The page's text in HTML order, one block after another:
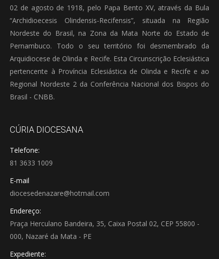
02 de agosto de 1918, pelo Papa Bento XV, através da Bula
“Archidioecesis Olindensis-Recifensis”, situada na Região
Nordeste do Brasil, na Zona da Mata Norte do Estado de
Pernambuco. Todo o seu território foi desmembrado da
Arquidiocese de Olinda e Recife. Esta Circunscrição Eclesiástica
pertencente à Província Eclesiástica de Olinda e Recife e ao
Regional Nordeste 2 da Conferência Nacional dos Bispos do
Brasil - CNBB.
CÚRIA DIOCESANA
Telefone:
81 3633 1009
E-mail
diocesedenazare@hotmail.com
Endereço:
Praça Herculano Bandeira, 35, Caixa Postal 02, CEP 55800 -
000, Nazaré da Mata - PE
Expediente: